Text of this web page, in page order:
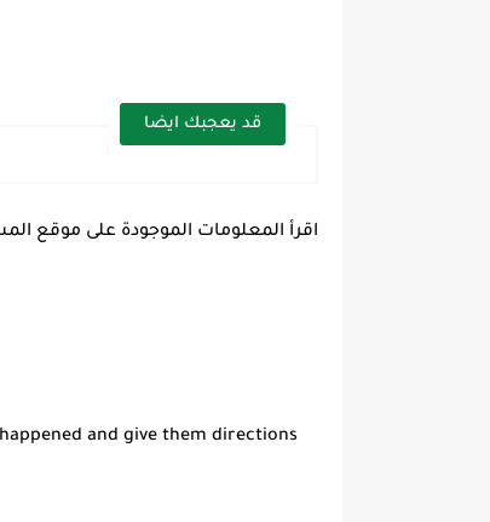
قد يعجبك ايضا
اقرأ المعلومات الموجودة على موقع
and give them directions